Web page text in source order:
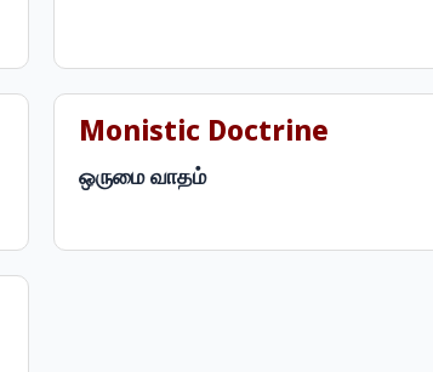
Monistic Doctrine
ஒருமை வாதம்